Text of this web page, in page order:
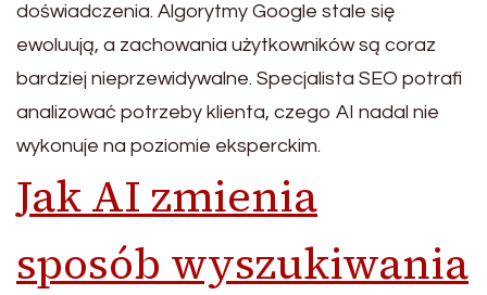
doświadczenia. Algorytmy Google stale się
ewoluują, a zachowania użytkowników są coraz
bardziej nieprzewidywalne. Specjalista SEO potrafi
analizować potrzeby klienta, czego AI nadal nie
wykonuje na poziomie eksperckim.
Jak AI zmienia
sposób wyszukiwania